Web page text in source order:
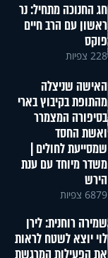
חג החנוכה מתחיל: נר
ראשון עם הרב חיים
פוקס
228 צפיות
האישה שניצלה
מהתופת בקיבוץ בארי
בסיפורה המצמרר
ואשת החסד
שמסייעת לחולים |
משדר מיוחד עם ענת
הירש
6879 צפיות
שמירה רוחנית: לירן
לוי יוצא לשטח לראות